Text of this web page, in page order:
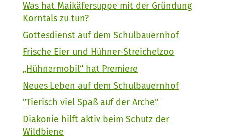
Was hat Maikäfersuppe mit der Gründung
Korntals zu tun?
Gottesdienst auf dem Schulbauernhof
Frische Eier und Hühner-Streichelzoo
„Hühnermobil“ hat Premiere
Neues Leben auf dem Schulbauernhof
"Tierisch viel Spaß auf der Arche"
Diakonie hilft aktiv beim Schutz der
Wildbiene